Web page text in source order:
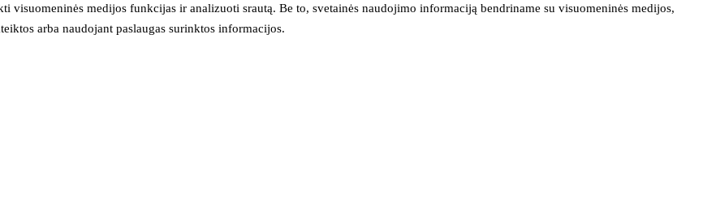
visuomeninės medijos funkcijas ir analizuoti srautą. Be to, svetainės naudojimo informaciją bendriname su visuomeninės medijos,
arba naudojant paslaugas surinktos informacijos.